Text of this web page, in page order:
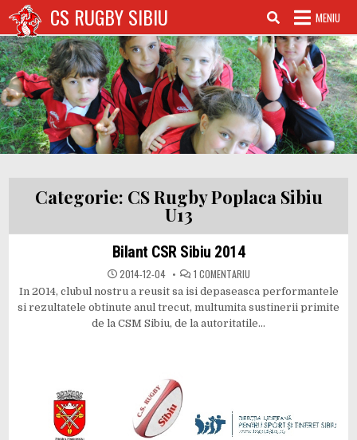
conținut
CS RUGBY SIBIU MENIU
Categorie: CS Rugby Poplaca Sibiu
U13
Bilant CSR Sibiu 2014
2014-12-04 1 COMENTARIULA
BILANT
CSR
SIBIU
2014
In 2014, clubul nostru a reusit sa isi depaseasca performantele
si rezultatele obtinute anul trecut, multumita sustinerii primite
de la CSM Sibiu, de la autoritatile…